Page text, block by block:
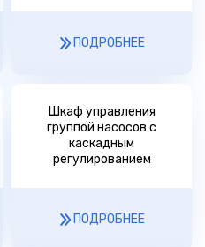
ПОДРОБНЕЕ
Шкаф управления
группой насосов с
каскадным
регулированием
ПОДРОБНЕЕ